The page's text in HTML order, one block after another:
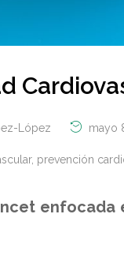
López mayo
, prevención
enfocada